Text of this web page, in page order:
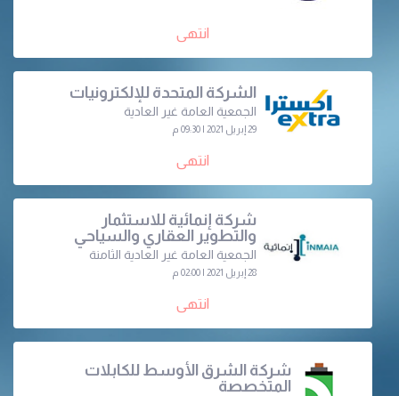
انتهى
الشركة المتحدة للإلكترونيات
الجمعية العامة غير العادية
29 إبريل 2021 | 09:30 م
انتهى
شركة إنمائية للاستثمار
والتطوير العقاري والسياحي
الجمعية العامة غير العادية الثامنة
28 إبريل 2021 | 02:00 م
انتهى
شركة الشرق الأوسط للكابلات
المتخصصة